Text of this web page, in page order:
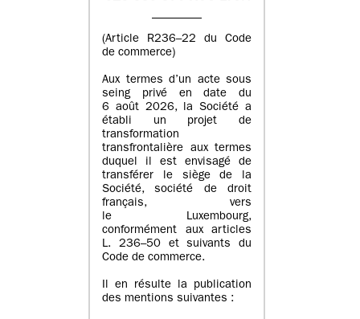
(Article R236–22 du Code
de commerce)
Aux termes d’un acte sous
seing privé en date du
6 août 2026, la Société a
établi un projet de
transformation
transfrontalière aux termes
duquel il est envisagé de
transférer le siège de la
Société, société de droit
français, vers
le Luxembourg,
conformément aux articles
L. 236–50 et suivants du
Code de commerce.
Il en résulte la publication
des mentions suivantes :